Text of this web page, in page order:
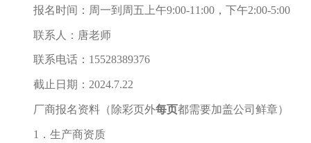
报名时间：周一到周五上午9:00-11:00，下午2:00-5:00
联系人：唐老师
联系电话：15528389376
截止日期：2024.7.22
厂商报名资料（除彩页外每页都需要加盖公司鲜章）
1．生产商资质